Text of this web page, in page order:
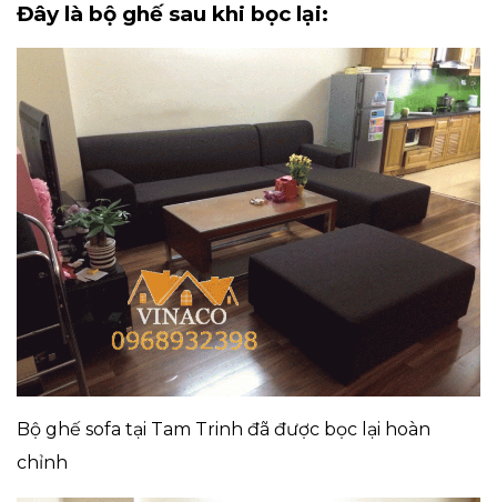
Đây là bộ ghế sau khi bọc lại:
Bộ ghế sofa tại Tam Trinh đã được bọc lại hoàn
chỉnh